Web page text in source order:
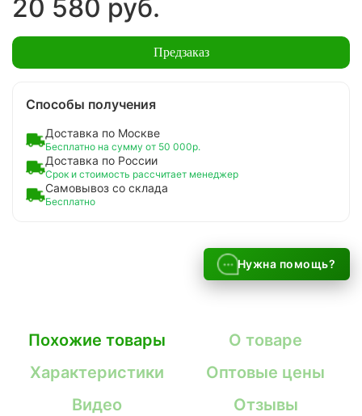
20 580 руб.
Предзаказ
Способы получения
Доставка по Москве
Бесплатно на сумму от 50 000р.
Доставка по России
Срок и стоимость рассчитает менеджер
Самовывоз со склада
Бесплатно
Нужна помощь?
Похожие товары
О товаре
Характеристики
Оптовые цены
Видео
Отзывы